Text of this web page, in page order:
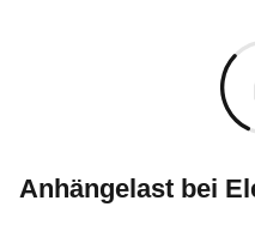
Anhängelast bei